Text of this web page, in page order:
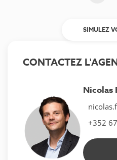
SIMULEZ
CONTACTEZ
Nicolas
+352